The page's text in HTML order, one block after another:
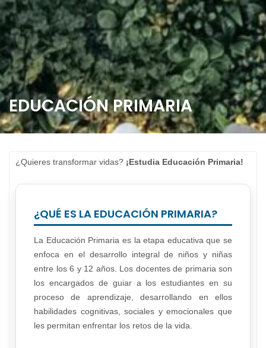
EDUCACIÓN PRIMARIA
¿Quieres transformar vidas? ¡Estudia Educación Primaria!
¿QUÉ ES LA EDUCACIÓN PRIMARIA?
La Educación Primaria es la etapa educativa que se
enfoca en el desarrollo integral de niños y niñas
entre los 6 y 12 años. Los docentes de primaria son
los encargados de guiar a los estudiantes en su
proceso de aprendizaje, desarrollando en ellos
habilidades cognitivas, sociales y emocionales que
les permitan enfrentar los retos de la vida.